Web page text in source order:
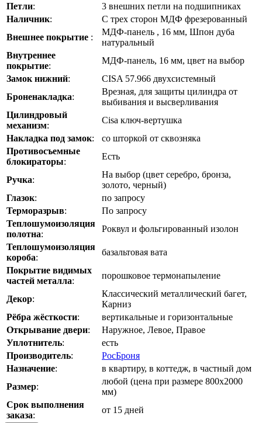
Петли:
3 внешних петли на подшипниках
Наличник:
С трех сторон МДФ фрезерованный
Внешнее покрытие :
МДФ-панель , 16 мм, Шпон дуба
натуральный
Внутреннее
покрытие:
МДФ-панель, 16 мм, цвет на выбор
Замок нижний:
CISA 57.966 двухсистемный
Броненакладка:
Врезная, для защиты цилиндра от
выбивания и высверливания
Цилиндровый
механизм:
Cisa ключ-вертушка
Накладка под замок:
со шторкой от сквозняка
Противосъемные
блокираторы:
Есть
Ручка:
На выбор (цвет серебро, бронза,
золото, черный)
Глазок:
по запросу
Терморазрыв:
По запросу
Теплошумоизоляция
полотна:
Роквул и фольгированный изолон
Теплошумоизоляция
короба:
базальтовая вата
Покрытие видимых
частей металла:
порошковое термонапыление
Декор:
Классический металлический багет,
Карниз
Рёбра жёсткости:
вертикальные и горизонтальные
Открывание двери:
Наружное, Левое, Правое
Уплотнитель:
есть
Производитель:
РосБроня
Назначение:
в квартиру, в коттедж, в частный дом
Размер:
любой (цена при размере 800х2000
мм)
Срок выполнения
заказа:
от 15 дней